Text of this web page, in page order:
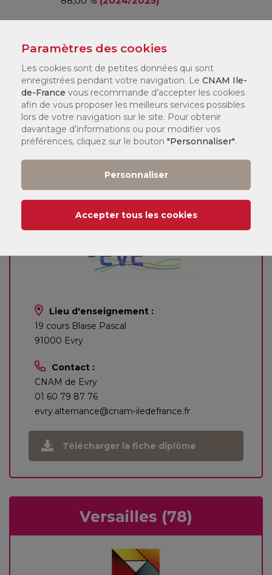
Contact et Informations
Où suivre ma formation ?
Evry (91)
Lieu d'enseignement :
19 cours Blaise Pascal
91000 Evry
Contact :
CNAM de Evry
01 60 79 87 76
evry.alternance@cnam-iledefrance.fr
Télécharger la fiche diplôme
Versailles (78)
Paramètres des cookies
Les cookies sont de petites données qui sont
enregistrées pendant votre navigation. Le CNAM Ile-
de-France vous recommande d’accepter les cookies
afin de vous proposer les meilleurs services possibles
lors de votre navigation sur le site. Pour obtenir
davantage d’informations ou pour modifier vos
préférences, cliquez sur le bouton "Personnaliser".
Personnaliser
Accepter tous les cookies